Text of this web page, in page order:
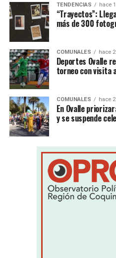
TENDENCIAS hace
“Trayectos”:
más de 300
COMUNALES hace
Deportes Ovalle
torneo con visita
COMUNALES hace
En Ovalle
y se suspende